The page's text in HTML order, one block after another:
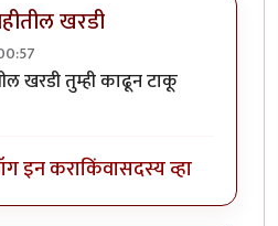
खरडी
खरडी तुम्ही काढून टाकू
इन कराकिंवासदस्य व्हा